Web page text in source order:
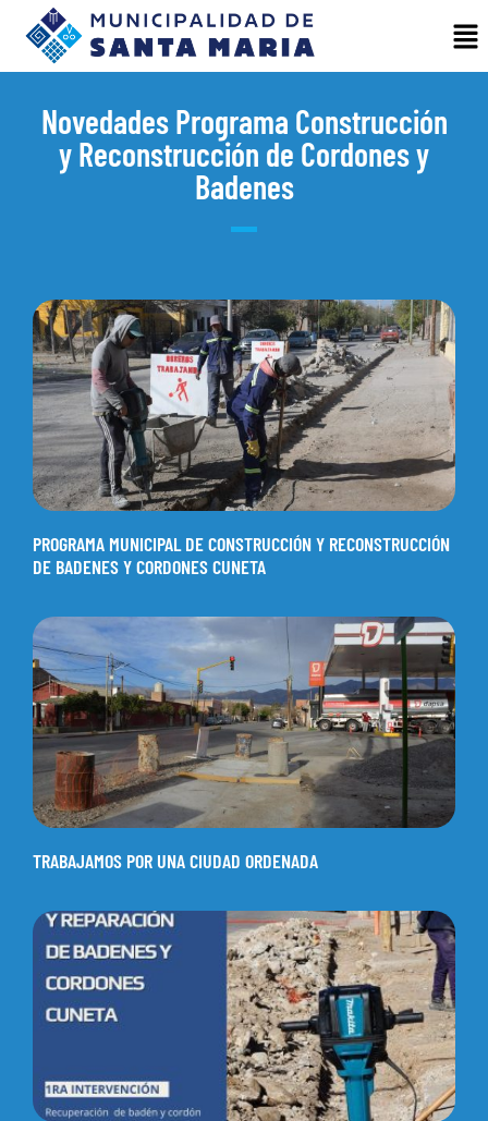
Novedades Programa Construcción
y Reconstrucción de Cordones y
Badenes
PROGRAMA MUNICIPAL DE CONSTRUCCIÓN Y RECONSTRUCCIÓN
DE BADENES Y CORDONES CUNETA
TRABAJAMOS POR UNA CIUDAD ORDENADA